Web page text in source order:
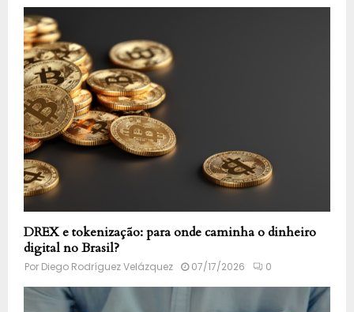
DREX e tokenização: para onde caminha o dinheiro
digital no Brasil?
Por Diego Rodríguez Velázquez 07/17/2026 0